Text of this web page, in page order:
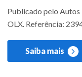
Publicado pelo
OLX. Referência:
Saiba mais